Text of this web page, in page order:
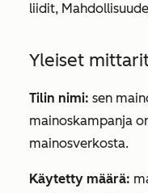
liidit,
Yleiset
Tilin nimi: sen
mainoskampanja
mainosverkosta.
Käytetty määrä: